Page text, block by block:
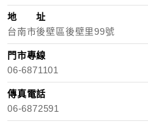
地 址
台南市後壁區後壁里99號
門市專線
06-6871101
傳真電話
06-6872591